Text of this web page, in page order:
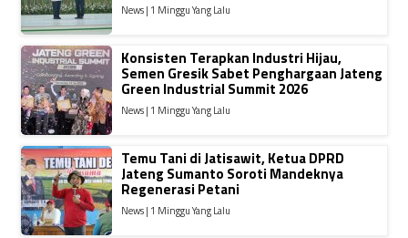
News | 1 Minggu Yang Lalu
Konsisten Terapkan Industri Hijau,
Semen Gresik Sabet Penghargaan Jateng
Green Industrial Summit 2026
News | 1 Minggu Yang Lalu
Temu Tani di Jatisawit, Ketua DPRD
Jateng Sumanto Soroti Mandeknya
Regenerasi Petani
News | 1 Minggu Yang Lalu